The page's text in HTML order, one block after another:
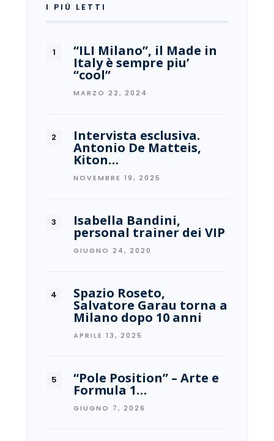
I PIÙ LETTI
“ILI Milano”, il Made in
Italy è sempre piu’
“cool”
MARZO 22, 2024
Intervista esclusiva.
Antonio De Matteis,
Kiton…
NOVEMBRE 19, 2025
Isabella Bandini,
personal trainer dei VIP
GIUGNO 24, 2020
Spazio Roseto,
Salvatore Garau torna a
Milano dopo 10 anni
APRILE 13, 2025
“Pole Position” – Arte e
Formula 1…
GIUGNO 7, 2026